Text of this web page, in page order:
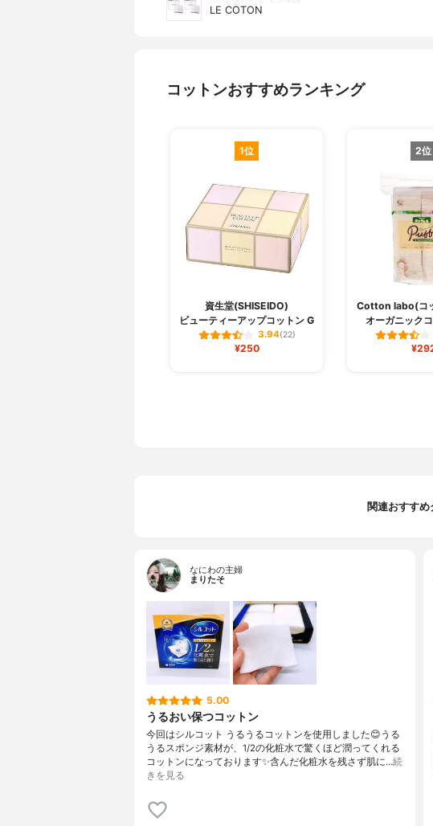
LE COTON
コットンおすすめランキング
1位
資生堂(SHISEIDO)
ビューティーアップコットン G
3.94(22)
¥250
2位
Cotton labo(コ
オーガニック
関連おすすめ
なにわの主婦
まりたそ
5.00
うるおい保つコットン
今回はシルコット うるうるコットンを使用しました😊うる
うるスポンジ素材が、1/2の化粧水で驚くほど潤ってくれる
コットンになっております✨含んだ化粧水を残さず肌に…続
きを見る